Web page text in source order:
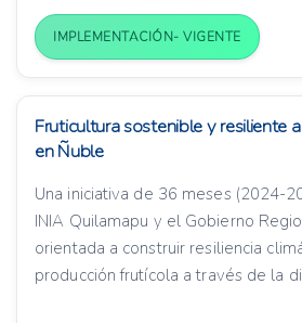
IMPLEMENTACIÓN- VIGENTE
Fruticultura sostenible y resiliente
en Ñuble
Una iniciativa de 36 meses (2024-
INIA Quilamapu y el Gobierno
orientada a construir resiliencia
producción frutícola a través de la